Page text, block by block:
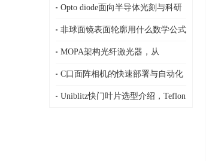
Opto diode面向半导体光刻与科研
领域的定制化极紫外/深紫外光电二
极管，13.5nm，1-80nm
非球面镜表面轮廓用什么数学公式
描述，纳米精度非球面镜传统面型
公式和新公式基于正交多项式
MOPA架构光纤激光器，从
AeroDIODE半导体激光泵浦源、LD
驱动器到连续、纳秒皮秒脉冲激光
C口面阵相机的快速部署与自动化
集成优势，ARTRAY 面阵相机
Uniblitz快门叶片选型介绍，Teflon